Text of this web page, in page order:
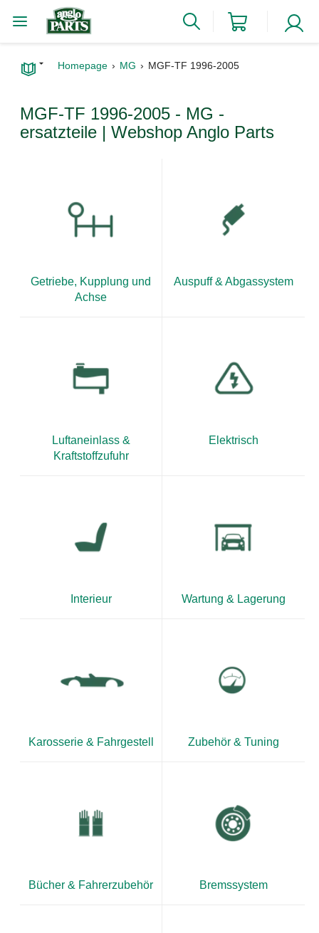
Homepage MG MGF-TF 1996-2005
MGF-TF 1996-2005 - MG -
ersatzteile | Webshop Anglo Parts
Getriebe, Kupplung und
Achse
Auspuff & Abgassystem
Luftaneinlass &
Kraftstoffzufuhr
Elektrisch
Interieur Wartung & Lagerung
Karosserie & Fahrgestell Zubehör & Tuning
Bücher & Fahrerzubehör Bremssystem